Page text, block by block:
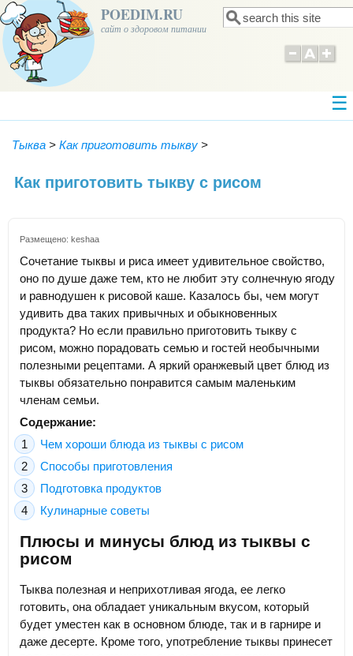
POEDIM.RU
сайт о здоровом питании Форма поиска
Поиск
Тыква > Как приготовить тыкву >
Как приготовить тыкву с рисом
Размещено: keshaa
Сочетание тыквы и риса имеет удивительное свойство,
оно по душе даже тем, кто не любит эту солнечную ягоду
и равнодушен к рисовой каше. Казалось бы, чем могут
удивить два таких привычных и обыкновенных
продукта? Но если правильно приготовить тыкву с
рисом, можно порадовать семью и гостей необычными
полезными рецептами. А яркий оранжевый цвет блюд из
тыквы обязательно понравится самым маленьким
членам семьи.
Содержание:
Чем хороши блюда из тыквы с рисом
Способы приготовления
Подготовка продуктов
Кулинарные советы
Плюсы и минусы блюд из тыквы с
рисом
Тыква полезная и неприхотливая ягода, ее легко
готовить, она обладает уникальным вкусом, который
будет уместен как в основном блюде, так и в гарнире и
даже десерте. Кроме того, употребление тыквы принесет